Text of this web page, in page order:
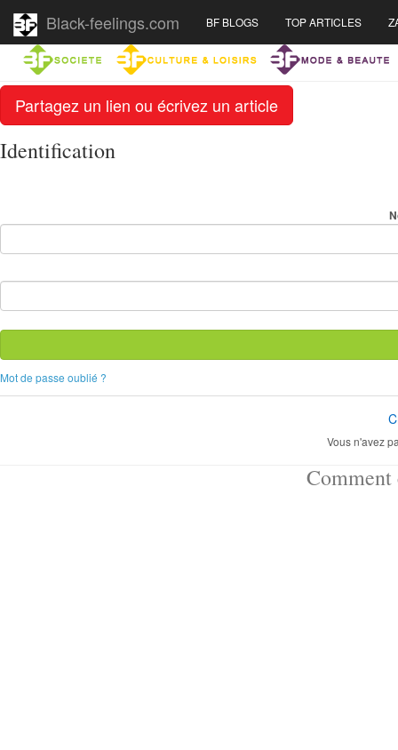
Partagez un lien ou écrivez un article
Black-feelings.com BF BLOGS TOP ARTICLES
Identification
Mot de passe oublié ?
Vous n'avez
Comment